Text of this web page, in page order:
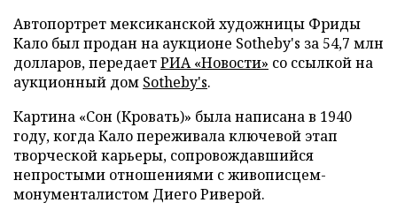
Автопортрет мексиканской художницы Фриды
Кало был продан на аукционе Sotheby's за 54,7 млн
долларов, передаетРИА «Новости» со ссылкой на
аукционный дом Sotheby's.
Картина «Сон (Кровать)» была написана в 1940
году, когда Кало переживала ключевой этап
творческой карьеры, сопровождавшийся
непростыми отношениями с живописцем-
монументалистом Диего Риверой.